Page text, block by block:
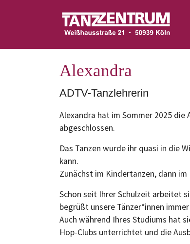
Alexandra
ADTV-Tanzlehrerin
Alexandra hat im Sommer 2025 die
abgeschlossen.
Das Tanzen wurde ihr quasi in die
kann.
Zunächst im Kindertanzen, dann
Schon seit Ihrer Schulzeit arbeitet
begrüßt unsere Tänzer*innen
Auch während Ihres Studiums hat
Hop-Clubs unterrichtet und die